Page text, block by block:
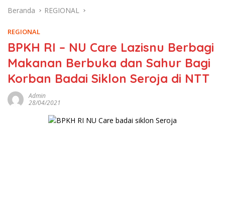
Beranda REGIONAL
REGIONAL
BPKH RI – NU Care Lazisnu Berbagi
Makanan Berbuka dan Sahur Bagi
Korban Badai Siklon Seroja di NTT
Admin
28/04/2021